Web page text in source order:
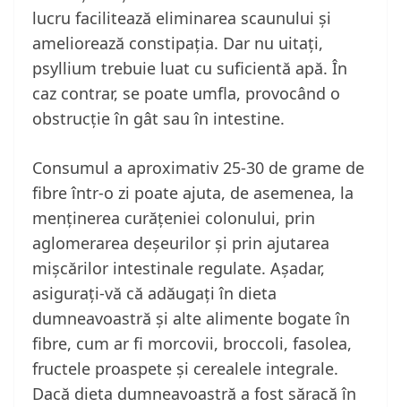
lucru facilitează eliminarea scaunului și
ameliorează constipația. Dar nu uitați,
psyllium trebuie luat cu suficientă apă. În
caz contrar, se poate umfla, provocând o
obstrucție în gât sau în intestine.
Consumul a aproximativ 25-30 de grame de
fibre într-o zi poate ajuta, de asemenea, la
menținerea curățeniei colonului, prin
aglomerarea deșeurilor și prin ajutarea
mișcărilor intestinale regulate. Așadar,
asigurați-vă că adăugați în dieta
dumneavoastră și alte alimente bogate în
fibre, cum ar fi morcovii, broccoli, fasolea,
fructele proaspete și cerealele integrale.
Dacă dieta dumneavoastră a fost săracă în